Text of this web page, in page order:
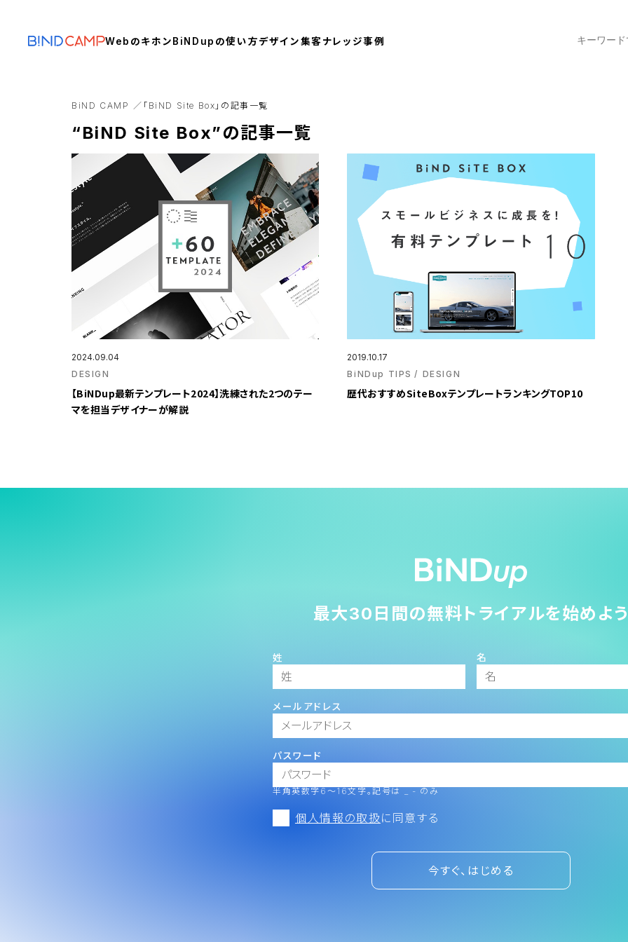
Webのキホン BiNDupの使い方デザイン集客ナレッジ事例
BiND CAMP 「BiND Site Box」の記事一覧
“BiND Site Box”の記事一覧
2024.09.04
DESIGN
【BiNDup最新テンプレート2024】洗練された2つのテー
マを担当デザイナーが解説
2019.10.17
BiNDup TIPS
DESIGN
歴代おすすめSiteBoxテンプレートランキングTOP10
最大30日間の無料トライアルを始めよ
姓 名
メールアドレス
パスワード
半角英数字6～16文字。記号は _ - のみ
個人情報の取扱に同意する
今すぐ、はじめる